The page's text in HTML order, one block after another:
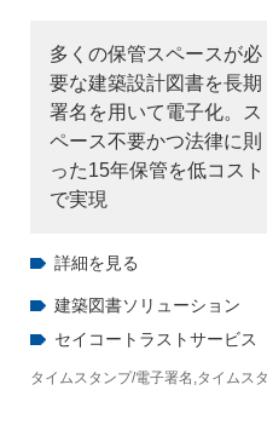
多くの保管スペースが必
要な建築設計図書を長期
署名を用いて電子化。ス
ペース不要かつ法律に則
った15年保管を低コスト
で実現
詳細を見る
建築図書ソリューション
セイコートラストサービス
タイムスタンプ/電子署名 ,タイムス